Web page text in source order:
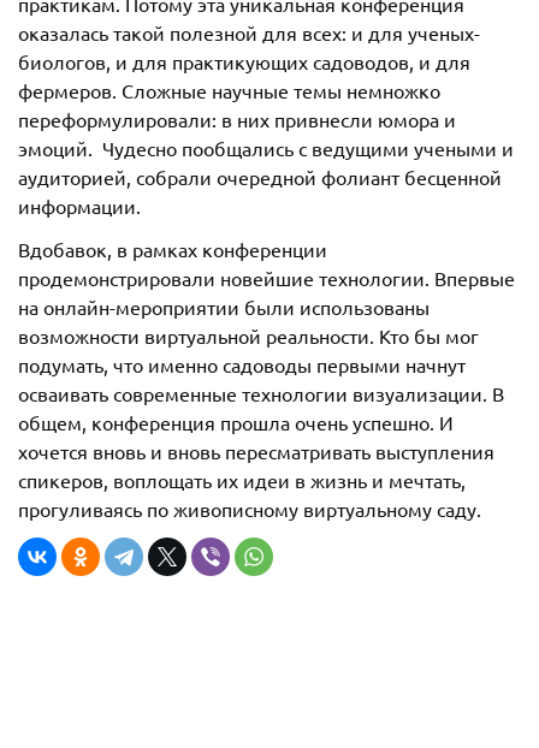
оказалась такой полезной для всех: и для ученых-
биологов, и для практикующих садоводов, и для
фермеров. Сложные научные темы немножко
переформулировали: в них привнесли юмора и
эмоций. Чудесно пообщались с ведущими учеными и
аудиторией, собрали очередной фолиант бесценной
информации.
Вдобавок, в рамках конференции
продемонстрировали новейшие технологии. Впервые
на онлайн-мероприятии были использованы
возможности виртуальной реальности. Кто бы мог
подумать, что именно садоводы первыми начнут
осваивать современные технологии визуализации. В
общем, конференция прошла очень успешно. И
хочется вновь и вновь пересматривать выступления
спикеров, воплощать их идеи в жизнь и мечтать,
прогуливаясь по живописному виртуальному саду.